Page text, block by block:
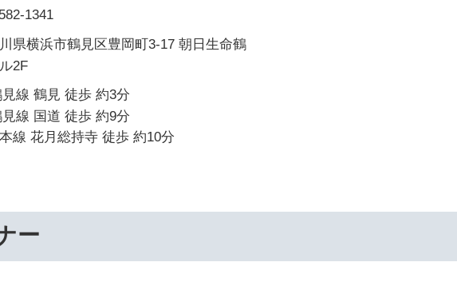
1341
県横浜市鶴見区豊岡町3-17 朝日生命鶴
2F
線 鶴見 徒歩 約3分
線 国道 徒歩 約9分
線 花月総持寺 徒歩 約10分
ー